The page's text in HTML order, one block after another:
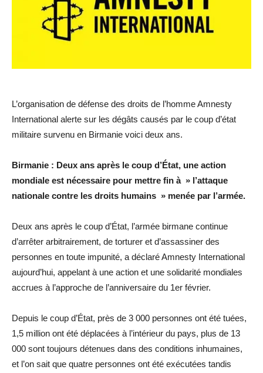
L’organisation de défense des droits de l’homme Amnesty
International alerte sur les dégâts causés par le coup d’état
militaire survenu en Birmanie voici deux ans.
Birmanie : Deux ans après le coup d’État, une action
mondiale est nécessaire pour mettre fin à » l’attaque
nationale contre les droits humains » menée par l’armée.
Deux ans après le coup d’État, l’armée birmane continue
d’arrêter arbitrairement, de torturer et d’assassiner des
personnes en toute impunité, a déclaré Amnesty International
aujourd’hui, appelant à une action et une solidarité mondiales
accrues à l’approche de l’anniversaire du 1er février.
Depuis le coup d’État, près de 3 000 personnes ont été tuées,
1,5 million ont été déplacées à l’intérieur du pays, plus de 13
000 sont toujours détenues dans des conditions inhumaines,
et l’on sait que quatre personnes ont été exécutées tandis